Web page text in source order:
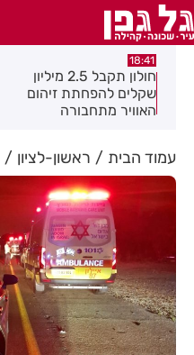
18:30
נעצר תושב מודיעין עילית
בחשד שאיים על מפקד
תחנת בני ברק–רמת גן
עמוד הבית ראשון-לציון